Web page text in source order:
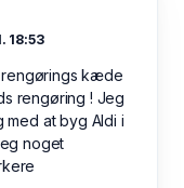
18:53
rengørings kæde
rengøring ! Jeg
med at byg Aldi i
noget